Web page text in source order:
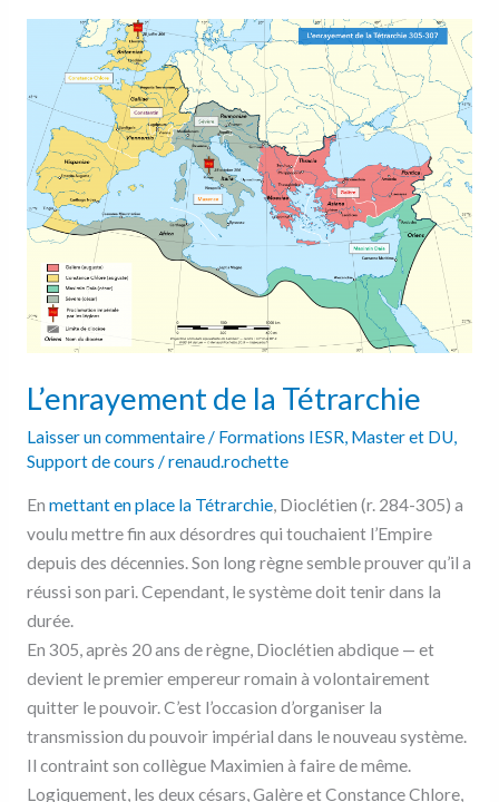
L’enrayement de la Tétrarchie
Laisser un commentaire/ Formations IESR, Master et DU,
Support de cours /renaud.rochette
En mettant en place la Tétrarchie, Dioclétien (r. 284-305) a
voulu mettre fin aux désordres qui touchaient l’Empire
depuis des décennies. Son long règne semble prouver qu’il a
réussi son pari. Cependant, le système doit tenir dans la
durée.
En 305, après 20 ans de règne, Dioclétien abdique — et
devient le premier empereur romain à volontairement
quitter le pouvoir. C’est l’occasion d’organiser la
transmission du pouvoir impérial dans le nouveau système.
Il contraint son collègue Maximien à faire de même.
Logiquement, les deux césars, Galère et Constance Chlore,
L’enrayement
la
Tétrarchie